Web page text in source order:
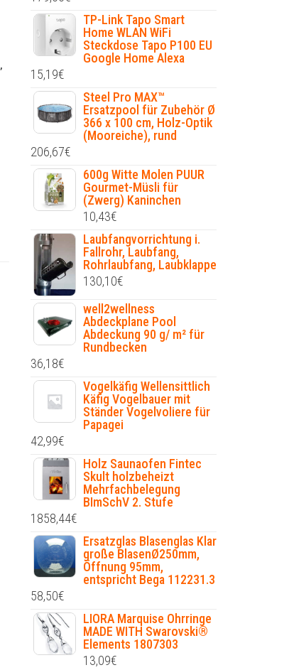
,
TP-Link Tapo Smart
Home WLAN WiFi
Steckdose Tapo P100 EU
Google Home Alexa
15,19€
Steel Pro MAX™
Ersatzpool für Zubehör Ø
366 x 100 cm, Holz-Optik
(Mooreiche), rund
206,67€
600g Witte Molen PUUR
Gourmet-Müsli für
(Zwerg) Kaninchen
10,43€
Laubfangvorrichtung i.
Fallrohr, Laubfang,
Rohrlaubfang, Laubklappe
130,10€
well2wellness
Abdeckplane Pool
Abdeckung 90 g/ m² für
Rundbecken
36,18€
Vogelkäfig Wellensittlich
Käfig Vogelbauer mit
Ständer Vogelvoliere für
Papagei
42,99€
Holz Saunaofen Fintec
Skult holzbeheizt
Mehrfachbelegung
BImSchV 2. Stufe
1858,44€
Ersatzglas Blasenglas Klar
große BlasenØ250mm,
Öffnung 95mm,
entspricht Bega 112231.3
58,50€
LIORA Marquise Ohrringe
MADE WITH Swarovski®
Elements 1807303
13,09€